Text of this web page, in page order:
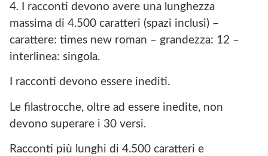
4. I racconti devono avere una lunghezza
massima di 4.500 caratteri (spazi inclusi) –
carattere: times new roman – grandezza: 12 –
interlinea: singola.
I racconti devono essere inediti.
Le filastrocche, oltre ad essere inedite, non
devono superare i 30 versi.
Racconti più lunghi di 4.500 caratteri e